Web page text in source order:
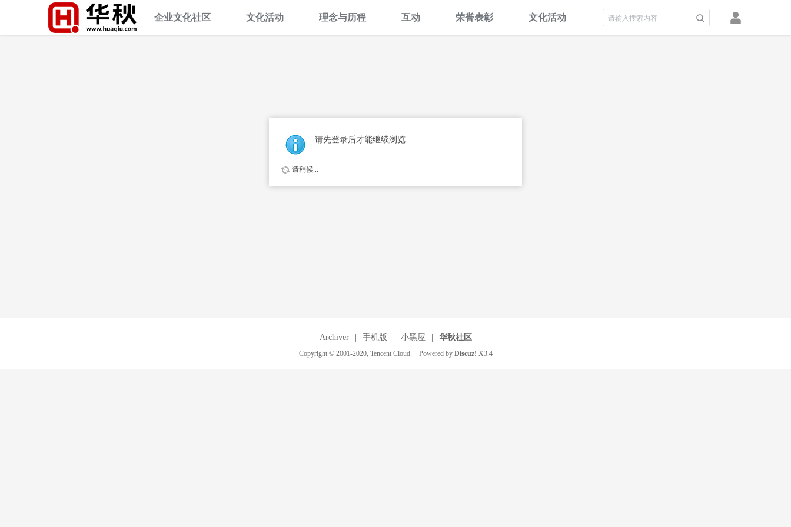
企业文化社区 文化活动 理念与历程 互动 荣誉表彰 文化活动
请先登录后才能继续浏览
请稍候...
Archiver 手机版 小黑屋 华秋社区
Copyright © 2001-2020, Tencent Cloud. Powered by Discuz! X3.4